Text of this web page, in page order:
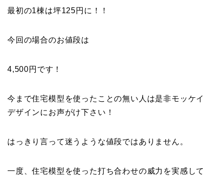
最初の1棟は坪125円に！！
今回の場合のお値段は
4,500円です！
今まで住宅模型を使ったことの無い人は是非モッケイ
デザインにお声がけ下さい！
はっきり言って迷うような値段ではありません。
一度、住宅模型を使った打ち合わせの威力を実感して